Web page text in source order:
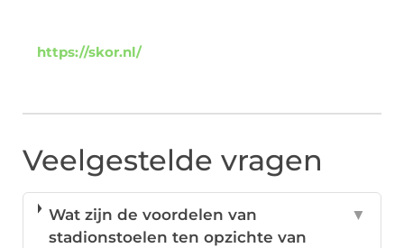
https://skor.nl/
Veelgestelde vragen
Wat zijn de voordelen van
stadionstoelen ten opzichte van
▼